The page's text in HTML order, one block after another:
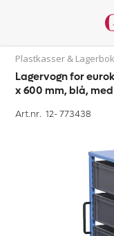
Plastkasser &
Lagervogn for
x 600 mm, blå, med
Art.nr. 12-773438